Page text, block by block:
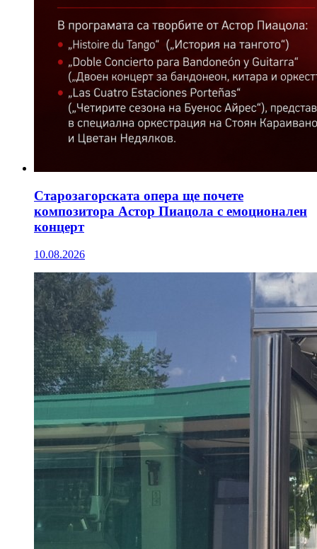
Старозагорската опера ще почете
композитора Астор Пиацола с емоционален
концерт
10.08.2026